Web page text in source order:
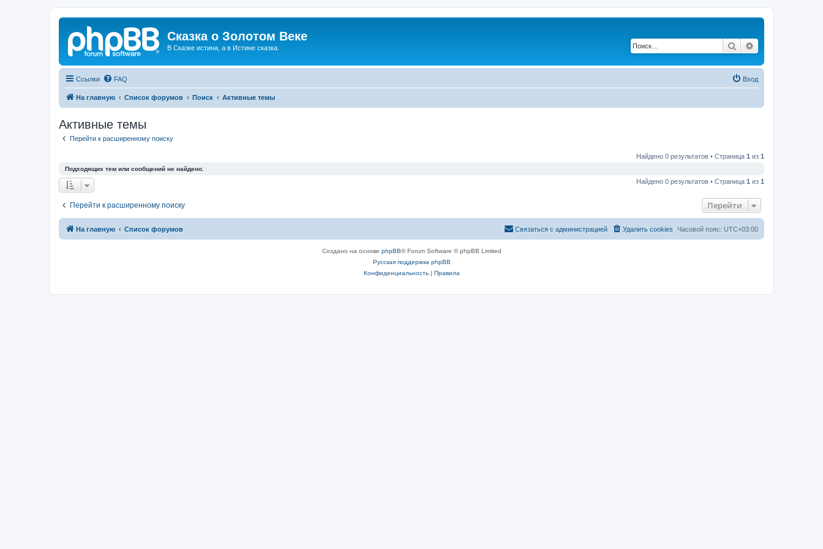
Сказка о Золотом Веке
В Сказке истина, а в Истине сказка. Поиск
Ссылки FAQ Вход
На главную Список форумов Поиск Активные темы
Активные темы
Перейти к расширенному поиску
Найдено 0 результатов • Страница 1 из 1
Подходящих тем или сообщений не найдено.
Найдено 0 результатов • Страница 1 из 1
Перейти к расширенному поиску Перейти
На главную Список форумов Часовой пояс: UTC+03:00
Удалить cookies
Связаться с администрацией
Создано на основе phpBB® Forum Software © phpBB Limited
Русская поддержка phpBB
Конфиденциальность| Правила